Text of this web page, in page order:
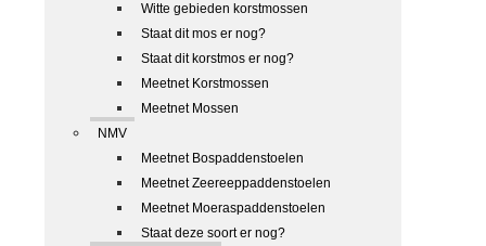
Witte gebieden korstmossen
Staat dit mos er nog?
Staat dit korstmos er nog?
Meetnet Korstmossen
Meetnet Mossen
NMV
Meetnet Bospaddenstoelen
Meetnet Zeereeppaddenstoelen
Meetnet Moeraspaddenstoelen
Staat deze soort er nog?